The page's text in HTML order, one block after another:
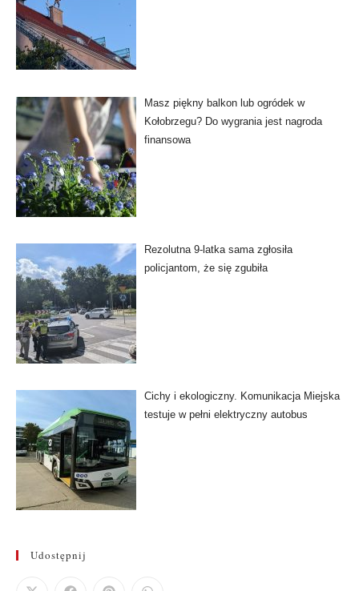
Masz piękny balkon lub ogródek w
Kołobrzegu? Do wygrania jest nagroda
finansowa
Rezolutna 9-latka sama zgłosiła
policjantom, że się zgubiła
Cichy i ekologiczny. Komunikacja Miejska
testuje w pełni elektryczny autobus
Udostępnij